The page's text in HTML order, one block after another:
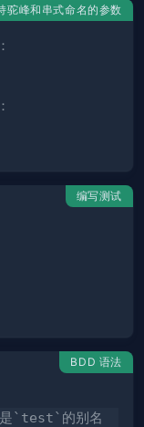
驼峰和串式命名的参数
编写测试
BDD 语法
的别名